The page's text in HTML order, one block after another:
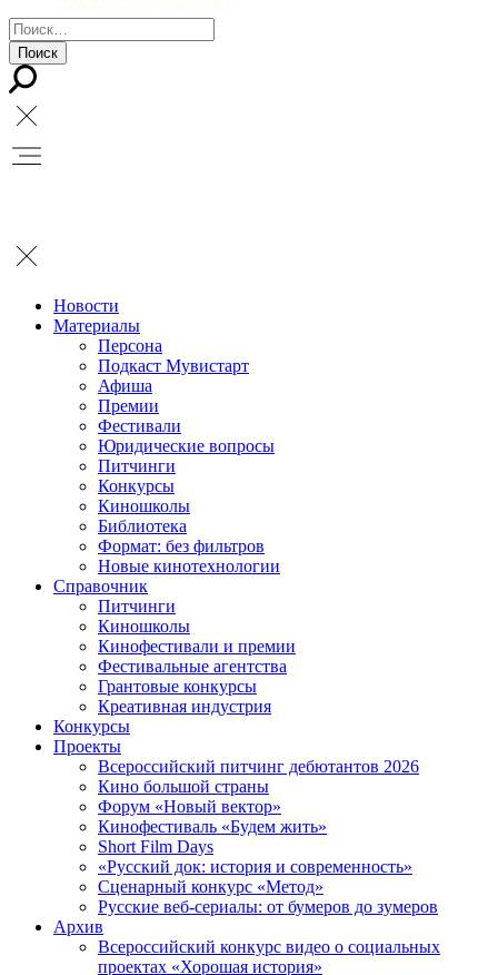
Новости
Материалы
Персона
Подкаст Мувистарт
Афиша
Премии
Фестивали
Юридические вопросы
Питчинги
Конкурсы
Киношколы
Библиотека
Формат: без фильтров
Новые кинотехнологии
Справочник
Питчинги
Киношколы
Кинофестивали и премии
Фестивальные агентства
Грантовые конкурсы
Креативная индустрия
Конкурсы
Проекты
Всероссийский питчинг дебютантов 2026
Кино большой страны
Форум «Новый вектор»
Кинофестиваль «Будем жить»
Short Film Days
«Русский док: история и современность»
Сценарный конкурс «Метод»
Русские веб-сериалы: от бумеров до зумеров
Архив
Всероссийский конкурс видео о социальных
проектах «Хорошая история»